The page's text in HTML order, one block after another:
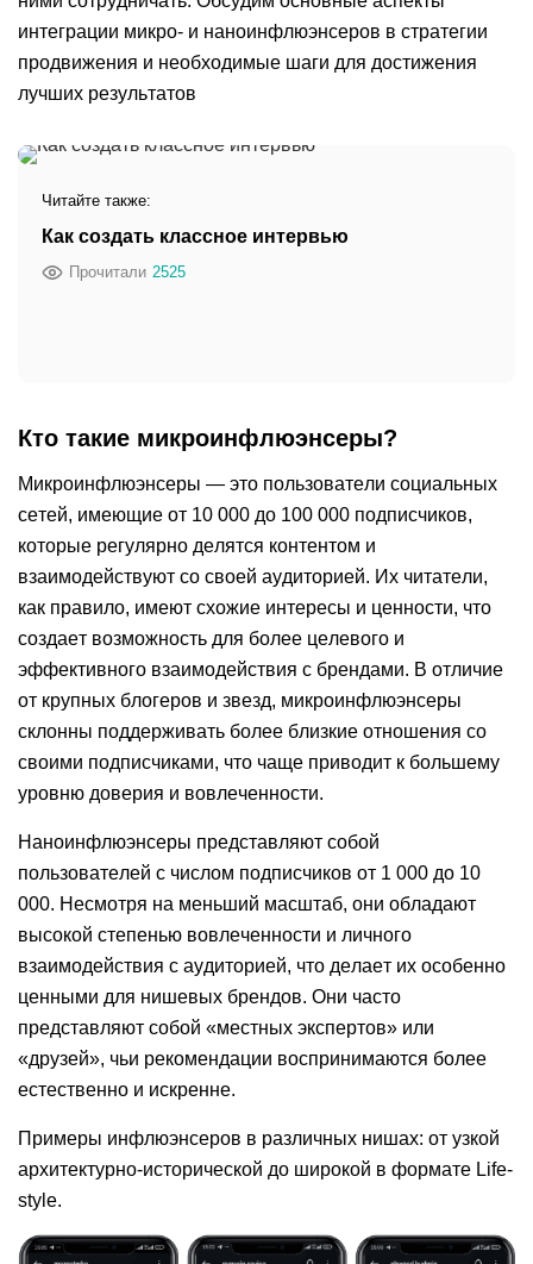
интеграции микро- и наноинфлюэнсеров в стратегии
продвижения и необходимые шаги для достижения
лучших результатов
Читайте также:
Как создать классное интервью
Прочитали 2525
Кто такие микроинфлюэнсеры?
Микроинфлюэнсеры — это пользователи социальных
сетей, имеющие от 10 000 до 100 000 подписчиков,
которые регулярно делятся контентом и
взаимодействуют со своей аудиторией. Их читатели,
как правило, имеют схожие интересы и ценности, что
создает возможность для более целевого и
эффективного взаимодействия с брендами. В отличие
от крупных блогеров и звезд, микроинфлюэнсеры
склонны поддерживать более близкие отношения со
своими подписчиками, что чаще приводит к большему
уровню доверия и вовлеченности.
Наноинфлюэнсеры представляют собой
пользователей с числом подписчиков от 1 000 до 10
000. Несмотря на меньший масштаб, они обладают
высокой степенью вовлеченности и личного
взаимодействия с аудиторией, что делает их особенно
ценными для нишевых брендов. Они часто
представляют собой «местных экспертов» или
«друзей», чьи рекомендации воспринимаются более
естественно и искренне.
Примеры инфлюэнсеров в различных нишах: от узкой
архитектурно-исторической до широкой в формате Life-
style.